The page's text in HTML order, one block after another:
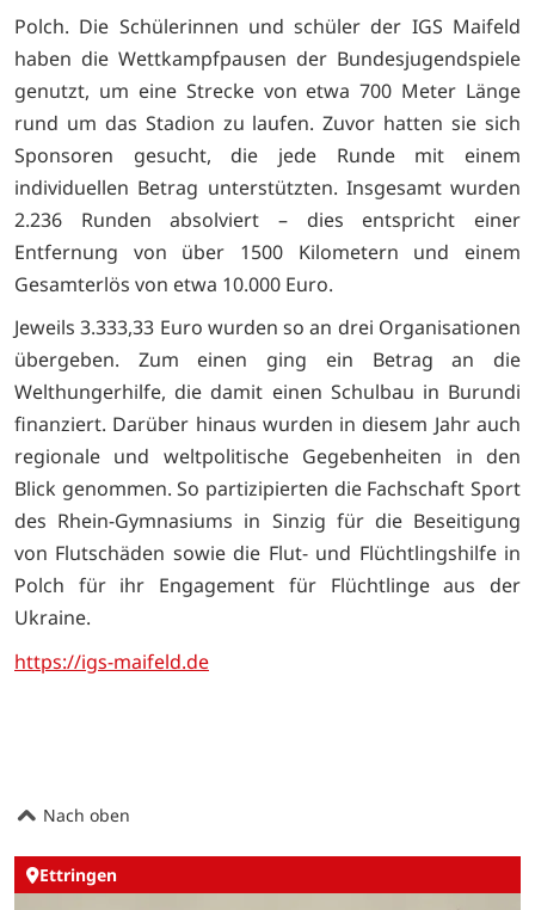
Polch. Die Schülerinnen und schüler der IGS Maifeld
haben die Wettkampfpausen der Bundesjugendspiele
genutzt, um eine Strecke von etwa 700 Meter Länge
rund um das Stadion zu laufen. Zuvor hatten sie sich
Sponsoren gesucht, die jede Runde mit einem
individuellen Betrag unterstützten. Insgesamt wurden
2.236 Runden absolviert – dies entspricht einer
Entfernung von über 1500 Kilometern und einem
Gesamterlös von etwa 10.000 Euro.
Jeweils 3.333,33 Euro wurden so an drei Organisationen
übergeben. Zum einen ging ein Betrag an die
Welthungerhilfe, die damit einen Schulbau in Burundi
finanziert. Darüber hinaus wurden in diesem Jahr auch
regionale und weltpolitische Gegebenheiten in den
Blick genommen. So partizipierten die Fachschaft Sport
des Rhein-Gymnasiums in Sinzig für die Beseitigung
von Flutschäden sowie die Flut- und Flüchtlingshilfe in
Polch für ihr Engagement für Flüchtlinge aus der
Ukraine.
https://igs-maifeld.de
Nach oben
Ettringen